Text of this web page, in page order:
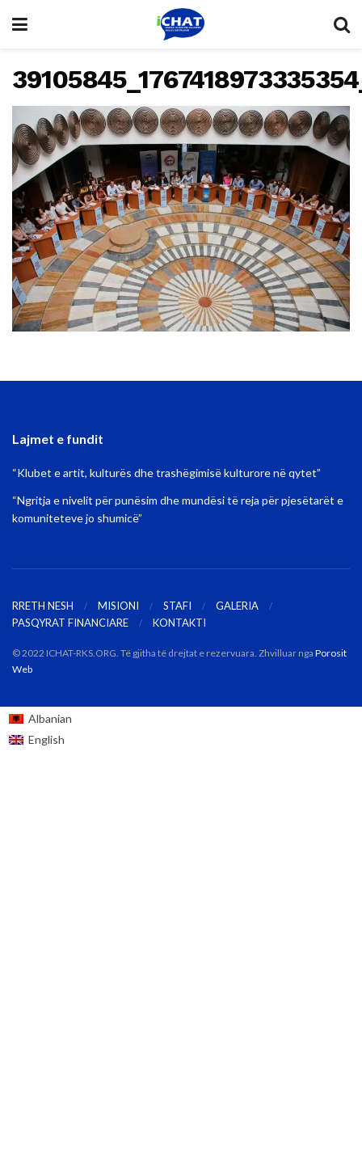
Lajmet e fundit
“Klubet e artit, kulturës dhe trashëgimisë kulturore në qytet”
“Ngritja e nivelit për punësim dhe mundësi të reja për pjesëtarët e
komuniteteve jo shumicë”
RRETH NESH MISIONI STAFI
GALERIA
PASQYRAT FINANCIARE
KONTAKTI
© 2022 ICHAT-RKS.ORG. Të gjitha të drejtat e rezervuara. Zhvilluar nga Porosit
Web
Albanian
English